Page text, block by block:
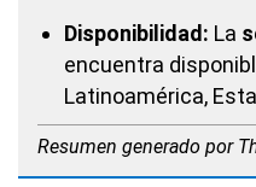
Disponibilidad: La
encuentra
Latinoamérica,
Resumen generado por